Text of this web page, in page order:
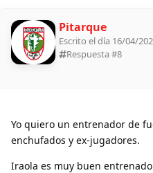
Pitarque
Escrito el día 16/04/
Respuesta #8
Yo quiero un entrenador de
enchufados y ex-jugadores.
Iraola es muy buen